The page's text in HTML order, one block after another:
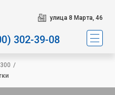
улица 8 Марта, 46
302-39-08
/